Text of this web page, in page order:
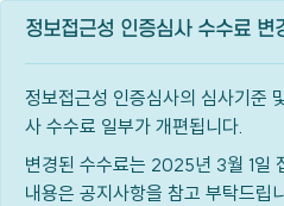
정보접근성 인증심사 수수료 변
정보접근성 인증심사의 심사기준
사 수수료 일부가 개편됩니다.
변경된 수수료는 2025년 3월 1일
내용은 공지사항을 참고 부탁드립